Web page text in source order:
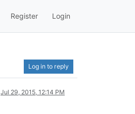
Register Login
Log in to reply
Jul 29, 2015, 12:14 PM